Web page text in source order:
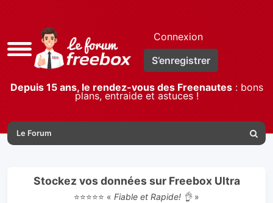
Accès
rapide
Connexion
S’enregistrer
Depuis 15 ans, le rendez-vous des Freenautes: bons
plans, entraide et astuces !
Le Forum
Stockez vos données sur Freebox Ultra
⭐⭐⭐⭐⭐ « Fiable et Rapide! 👌»